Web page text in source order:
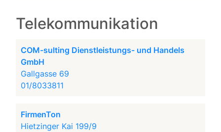
Telekommunikation
COM-sulting Dienstleistungs- und Handels
GmbH
Gallgasse 69
01/8033811
FirmenTon
Hietzinger Kai 199/9